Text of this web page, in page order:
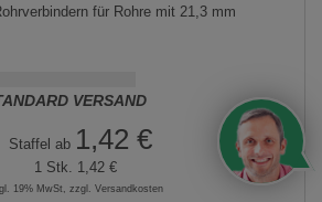
für Rohre mit 21,3 mm
VERSAND
Staffel ab 1,42 €
1 Stk. 1,42 €
19% MwSt, zzgl. Versandkosten